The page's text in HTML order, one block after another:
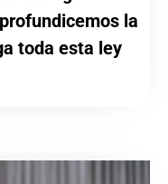
la
toda esta ley